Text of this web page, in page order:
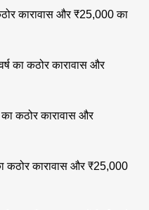
कारावास और ₹25,000 का
का कठोर कारावास और
कठोर कारावास और
कठोर कारावास और ₹25,000